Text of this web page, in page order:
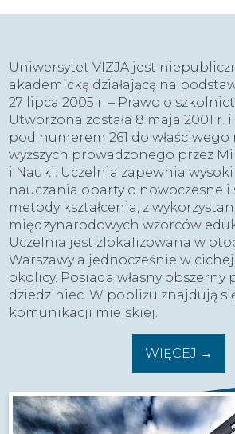
Uniwersytet VIZJA jest
akademicką działającą na
27 lipca 2005 r. – Prawo o
Utworzona została 8 maja 2001 r.
pod numerem 261 do właściwego
wyższych prowadzonego przez
i Nauki. Uczelnia zapewnia
nauczania oparty o nowoczesne i
metody kształcenia, z
międzynarodowych wzorców
Uczelnia jest zlokalizowana w
Warszawy a jednocześnie w
okolicy. Posiada własny obszerny
dziedziniec. W pobliżu znajdują
komunikacji miejskiej.
WIĘCEJ →